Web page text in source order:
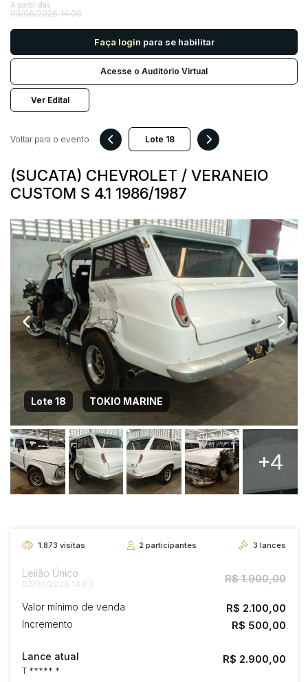
A partir das
03/06/2026 14:00
Faça login para se habilitar
Acesse o Auditório Virtual
Ver Edital
(SUCATA) CHEVROLET / VERANEIO
CUSTOM S 4.1 1986/1987
Voltar para o evento
Lote 18 TOKIO MARINE
+4
1.873 visitas 2participantes 3 lances
Leilão Único
03/06/2026 14:00 R$ 1.900,00
Valor mínimo de venda R$ 2.100,00
Incremento R$ 500,00
Lance atual
T ***** *
R$ 2.900,00